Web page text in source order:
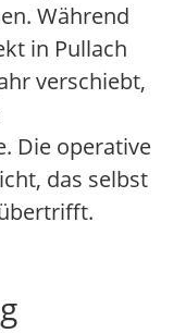
Während
in Pullach
verschiebt,
Die operative
das selbst